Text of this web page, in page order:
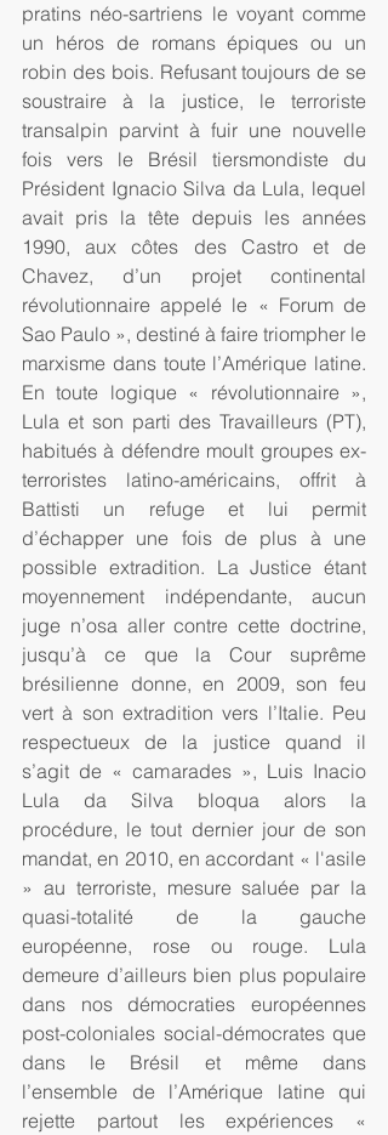
pratins néo-sartriens le voyant comme
un héros de romans épiques ou un
robin des bois. Refusant toujours de se
soustraire à la justice, le terroriste
transalpin parvint à fuir une nouvelle
fois vers le Brésil tiersmondiste du
Président Ignacio Silva da Lula, lequel
avait pris la tête depuis les années
1990, aux côtes des Castro et de
Chavez, d’un projet continental
révolutionnaire appelé le « Forum de
Sao Paulo », destiné à faire triompher le
marxisme dans toute l’Amérique latine.
En toute logique « révolutionnaire »,
Lula et son parti des Travailleurs (PT),
habitués à défendre moult groupes ex-
terroristes latino-américains, offrit à
Battisti un refuge et lui permit
d’échapper une fois de plus à une
possible extradition. La Justice étant
moyennement indépendante, aucun
juge n’osa aller contre cette doctrine,
jusqu’à ce que la Cour suprême
brésilienne donne, en 2009, son feu
vert à son extradition vers l’Italie. Peu
respectueux de la justice quand il
s’agit de « camarades », Luis Inacio
Lula da Silva bloqua alors la
procédure, le tout dernier jour de son
mandat, en 2010, en accordant « l'asile
» au terroriste, mesure saluée par la
quasi-totalité de la gauche
européenne, rose ou rouge. Lula
demeure d’ailleurs bien plus populaire
dans nos démocraties européennes
post-coloniales social-démocrates que
dans le Brésil et même dans
l’ensemble de l’Amérique latine qui
rejette partout les expériences «